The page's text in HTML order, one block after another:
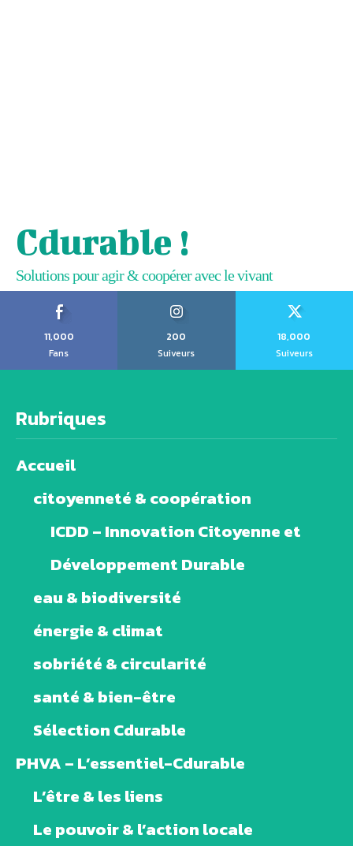
Cdurable !
Solutions pour agir & coopérer avec le vivant
11,000
Fans
200
Suiveurs
18,000
Suiveurs
Rubriques
Accueil
citoyenneté & coopération
ICDD – Innovation Citoyenne et
Développement Durable
eau & biodiversité
énergie & climat
sobriété & circularité
santé & bien-être
Sélection Cdurable
PHVA – L’essentiel-Cdurable
L’être & les liens
Le pouvoir & l’action locale